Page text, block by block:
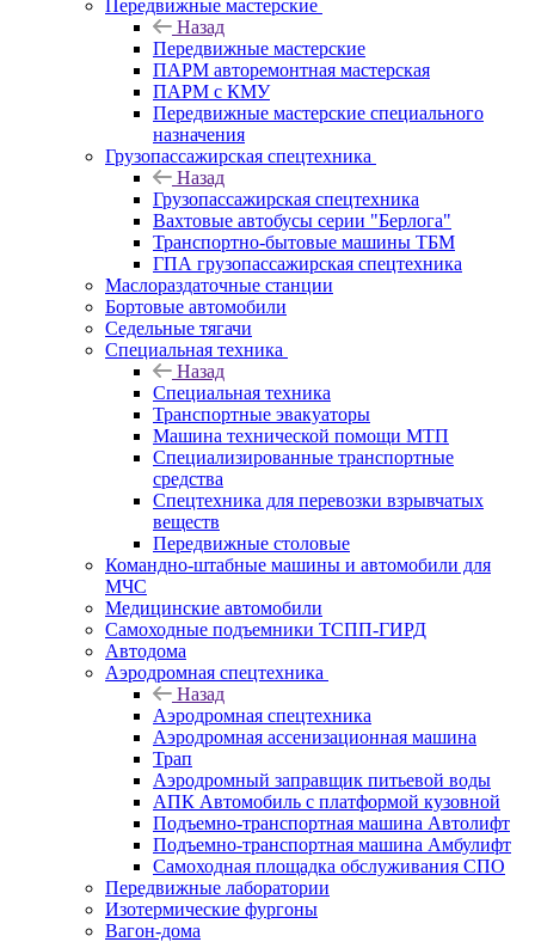
Передвижные мастерские
Назад
Передвижные мастерские
ПАРМ авторемонтная мастерская
ПАРМ с КМУ
Передвижные мастерские специального
назначения
Грузопассажирская спецтехника
Назад
Грузопассажирская спецтехника
Вахтовые автобусы серии "Берлога"
Транспортно-бытовые машины ТБМ
ГПА грузопассажирская спецтехника
Маслораздаточные станции
Бортовые автомобили
Седельные тягачи
Специальная техника
Назад
Специальная техника
Транспортные эвакуаторы
Машина технической помощи МТП
Специализированные транспортные
средства
Спецтехника для перевозки взрывчатых
веществ
Передвижные столовые
Командно-штабные машины и автомобили для
МЧС
Медицинские автомобили
Самоходные подъемники ТСПП-ГИРД
Автодома
Аэродромная спецтехника
Назад
Аэродромная спецтехника
Аэродромная ассенизационная машина
Трап
Аэродромный заправщик питьевой воды
АПК Автомобиль с платформой кузовной
Подъемно-транспортная машина Автолифт
Подъемно-транспортная машина Амбулифт
Самоходная площадка обслуживания СПО
Передвижные лаборатории
Изотермические фургоны
Вагон-дома